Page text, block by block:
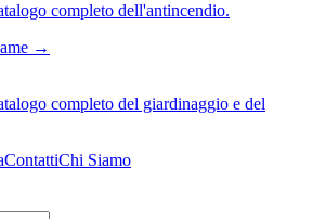
completo dell'antincendio.
→
completo del giardinaggio e del
ContattiChi Siamo